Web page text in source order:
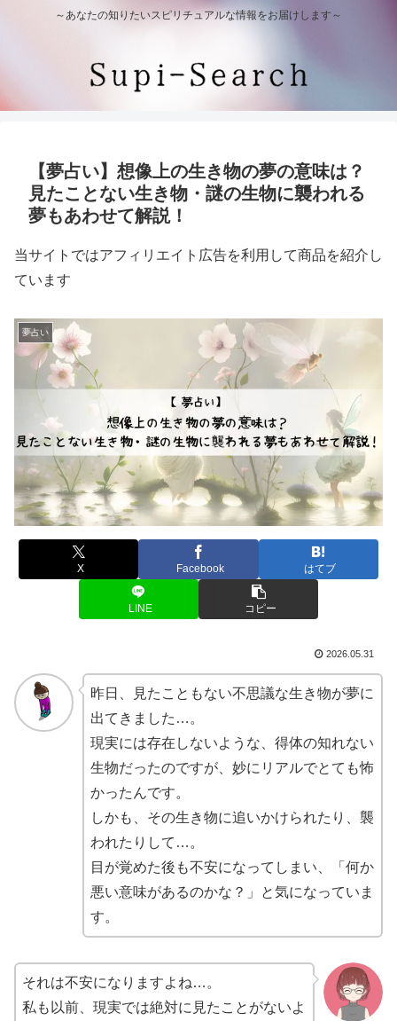
～あなたの知りたいスピリチュアルな情報をお届けします～
【夢占い】想像上の生き物の夢の意味は？
見たことない生き物・謎の生物に襲われる
夢もあわせて解説！
当サイトではアフィリエイト広告を利用して商品を紹介し
ています
夢占い
X Facebook はてブ
LINE コピー
2026.05.31
昨日、見たこともない不思議な生き物が夢に
出てきました…。
現実には存在しないような、得体の知れない
生物だったのですが、妙にリアルでとても怖
かったんです。
しかも、その生き物に追いかけられたり、襲
われたりして…。
目が覚めた後も不安になってしまい、「何か
悪い意味があるのかな？」と気になっていま
す。
それは不安になりますよね…。
私も以前、現実では絶対に見たことがないよ